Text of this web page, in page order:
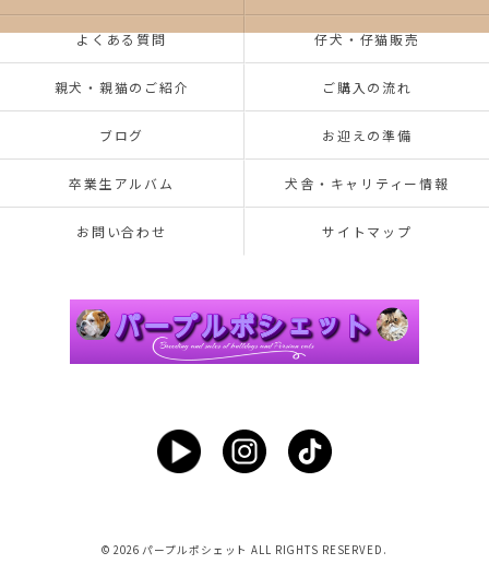
よくある質問 仔犬・仔猫販売
親犬・親猫のご紹介 ご購入の流れ
ブログ お迎えの準備
卒業生アルバム 犬舎・キャリティー情報
お問い合わせ サイトマップ
© 2026 パープルポシェット ALL RIGHTS RESERVED.